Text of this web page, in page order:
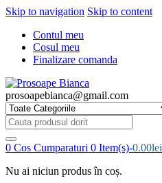
Skip to navigation Skip to content
Contul meu
Cosul meu
Finalizare comanda
prosoapebianca@gmail.com
Cauta
produsul
dorit:
0 Cos Cumparaturi 0 Item(s)-0.00lei
Nu ai niciun produs în coș.